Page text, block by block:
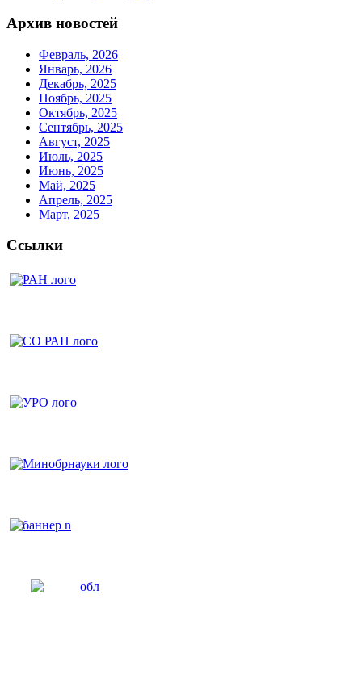
Архив новостей
Февраль, 2026
Январь, 2026
Декабрь, 2025
Ноябрь, 2025
Октябрь, 2025
Сентябрь, 2025
Август, 2025
Июль, 2025
Июнь, 2025
Май, 2025
Апрель, 2025
Март, 2025
Ссылки